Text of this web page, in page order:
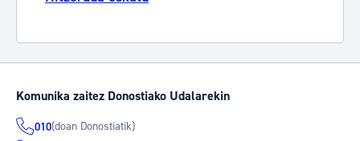
Komunika zaitez Donostiako Udalarekin
010(doan Donostiatik)